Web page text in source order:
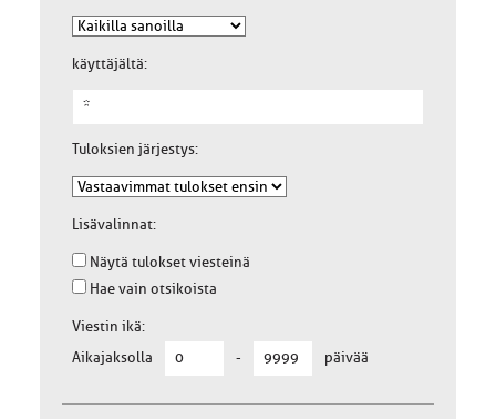
käyttäjältä:
Tuloksien järjestys:
Lisävalinnat:
Näytä tulokset viesteinä
Hae vain otsikoista
Viestin ikä:
Aikajaksolla
- päivää